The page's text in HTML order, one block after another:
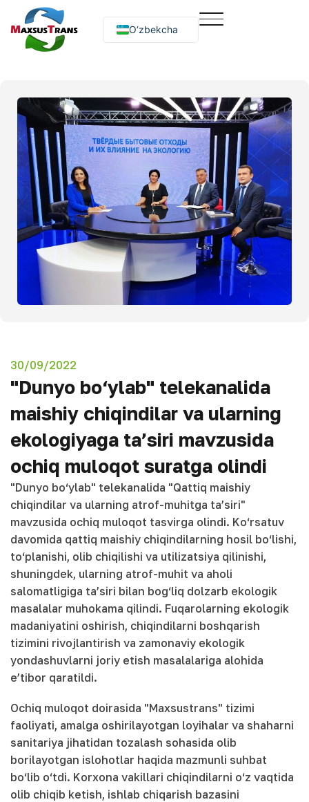
O‘zbekcha
Русский
30/09/2022
"Dunyo bo‘ylab" telekanalida
maishiy chiqindilar va ularning
ekologiyaga ta’siri mavzusida
ochiq muloqot suratga olindi
"Dunyo bo‘ylab" telekanalida "Qattiq maishiy
chiqindilar va ularning atrof-muhitga ta’siri"
mavzusida ochiq muloqot tasvirga olindi. Ko‘rsatuv
davomida qattiq maishiy chiqindilarning hosil bo‘lishi,
to‘planishi, olib chiqilishi va utilizatsiya qilinishi,
shuningdek, ularning atrof-muhit va aholi
salomatligiga ta’siri bilan bog‘liq dolzarb ekologik
masalalar muhokama qilindi. Fuqarolarning ekologik
madaniyatini oshirish, chiqindilarni boshqarish
tizimini rivojlantirish va zamonaviy ekologik
yondashuvlarni joriy etish masalalariga alohida
e’tibor qaratildi.
Ochiq muloqot doirasida "Maxsustrans" tizimi
faoliyati, amalga oshirilayotgan loyihalar va shaharni
sanitariya jihatidan tozalash sohasida olib
borilayotgan islohotlar haqida mazmunli suhbat
bo‘lib o‘tdi. Korxona vakillari chiqindilarni o‘z vaqtida
olib chiqib ketish, ishlab chiqarish bazasini